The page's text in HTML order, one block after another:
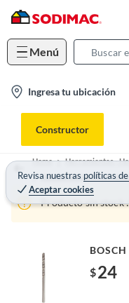
Menú
n
Ingresa tu ubicación
Constructor
Revisa nuestras políticas
Aceptar cookies
Home
Herramientas -
Accesorios para
Producto sin stock
BOSCH
$24